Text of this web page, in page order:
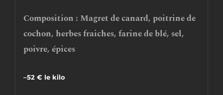
Composition : Magret de canard, poitrine de
cochon, herbes fraiches, farine de blé, sel,
poivre, épices
–52 € le kilo